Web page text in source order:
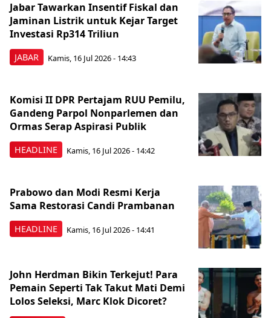
JABAR
Jabar Tawarkan Insentif Fiskal dan
Jaminan Listrik untuk Kejar Target
Investasi Rp314 Triliun
Kamis, 16 Jul 2026 - 14:43
HEADLINE
Komisi II DPR Pertajam RUU Pemilu,
Gandeng Parpol Nonparlemen dan
Ormas Serap Aspirasi Publik
Kamis, 16 Jul 2026 - 14:42
HEADLINE
Prabowo dan Modi Resmi Kerja
Sama Restorasi Candi Prambanan
Kamis, 16 Jul 2026 - 14:41
John Herdman Bikin Terkejut! Para
Pemain Seperti Tak Takut Mati Demi
Lolos Seleksi, Marc Klok Dicoret?